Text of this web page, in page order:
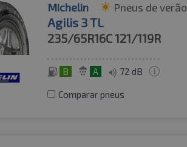
Michelin Pneus de verão
Agilis 3 TL
235/65R16C121/119R
B A 72 dB
Comparar pneus